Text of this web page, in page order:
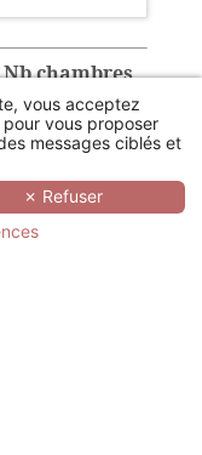
Nb chambres
twinvous acceptez
pour vous proposer
messages ciblés et
✗ Refuser